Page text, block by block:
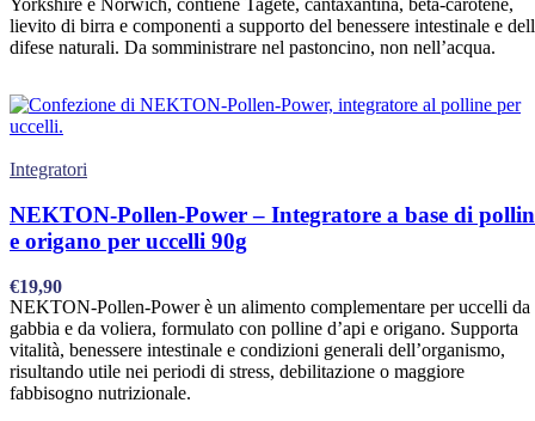
lievito di birra e componenti a supporto del benessere intestinale e
difese naturali. Da somministrare nel pastoncino, non nell’acqua.
Integratori
NEKTON-Pollen-Power – Integratore a base di
e origano per uccelli 90g
€19,90
NEKTON-Pollen-Power è un alimento complementare per uccelli da
gabbia e da voliera, formulato con polline d’api e origano. Supporta
vitalità, benessere intestinale e condizioni generali dell’organismo,
risultando utile nei periodi di stress, debilitazione o maggiore
fabbisogno nutrizionale.